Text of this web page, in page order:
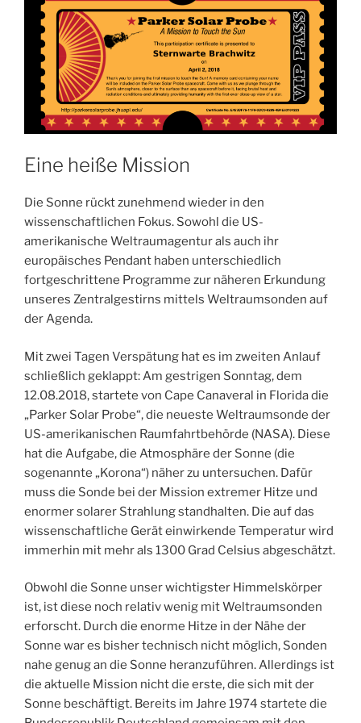
Eine heiße Mission
Die Sonne rückt zunehmend wieder in den
wissenschaftlichen Fokus. Sowohl die US-
amerikanische Weltraumagentur als auch ihr
europäisches Pendant haben unterschiedlich
fortgeschrittene Programme zur näheren Erkundung
unseres Zentralgestirns mittels Weltraumsonden auf
der Agenda.
Mit zwei Tagen Verspätung hat es im zweiten Anlauf
schließlich geklappt: Am gestrigen Sonntag, dem
12.08.2018, startete von Cape Canaveral in Florida die
„Parker Solar Probe“, die neueste Weltraumsonde der
US-amerikanischen Raumfahrtbehörde (NASA). Diese
hat die Aufgabe, die Atmosphäre der Sonne (die
sogenannte „Korona“) näher zu untersuchen. Dafür
muss die Sonde bei der Mission extremer Hitze und
enormer solarer Strahlung standhalten. Die auf das
wissenschaftliche Gerät einwirkende Temperatur wird
immerhin mit mehr als 1300 Grad Celsius abgeschätzt.
Obwohl die Sonne unser wichtigster Himmelskörper
ist, ist diese noch relativ wenig mit Weltraumsonden
erforscht. Durch die enorme Hitze in der Nähe der
Sonne war es bisher technisch nicht möglich, Sonden
nahe genug an die Sonne heranzuführen. Allerdings ist
die aktuelle Mission nicht die erste, die sich mit der
Sonne beschäftigt. Bereits im Jahre 1974 startete die